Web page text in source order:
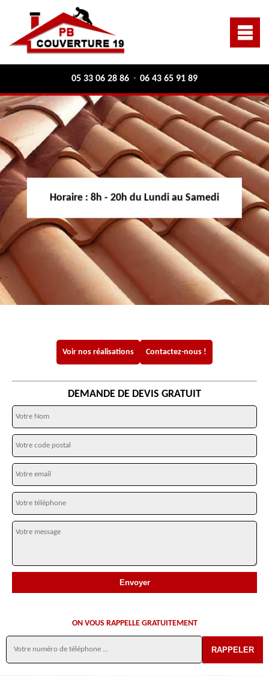
05 33 06 28 86 - 06 43 65 91 89
Horaire : 8h - 20h du Lundi au Samedi
Voir nos réalisations Contactez-nous !
DEMANDE DE DEVIS GRATUIT
ON VOUS RAPPELLE GRATUITEMENT